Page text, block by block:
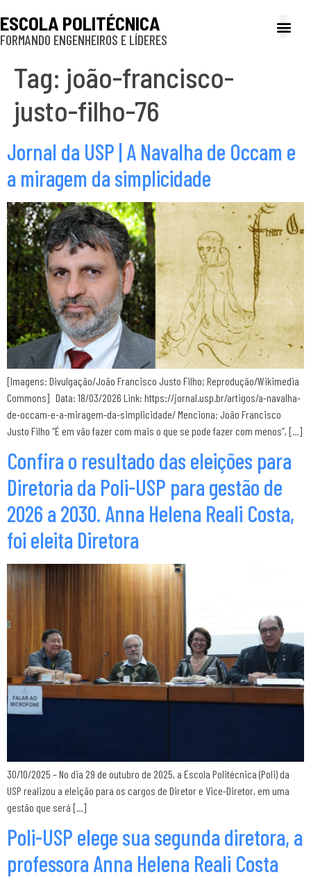
ESCOLA POLITÉCNICA
FORMANDO ENGENHEIROS E LÍDERES
Tag: joão-francisco-
justo-filho-76
Jornal da USP | A Navalha de Occam e
a miragem da simplicidade
[Imagens: Divulgação/João Francisco Justo Filho; Reprodução/Wikimedia
Commons] Data: 18/03/2026 Link: https://jornal.usp.br/artigos/a-navalha-
de-occam-e-a-miragem-da-simplicidade/ Menciona: João Francisco
Justo Filho “É em vão fazer com mais o que se pode fazer com menos”, […]
Confira o resultado das eleições para
Diretoria da Poli-USP para gestão de
2026 a 2030. Anna Helena Reali Costa,
foi eleita Diretora
30/10/2025 – No dia 29 de outubro de 2025, a Escola Politécnica (Poli) da
USP realizou a eleição para os cargos de Diretor e Vice-Diretor, em uma
gestão que será […]
Poli-USP elege sua segunda diretora, a
professora Anna Helena Reali Costa